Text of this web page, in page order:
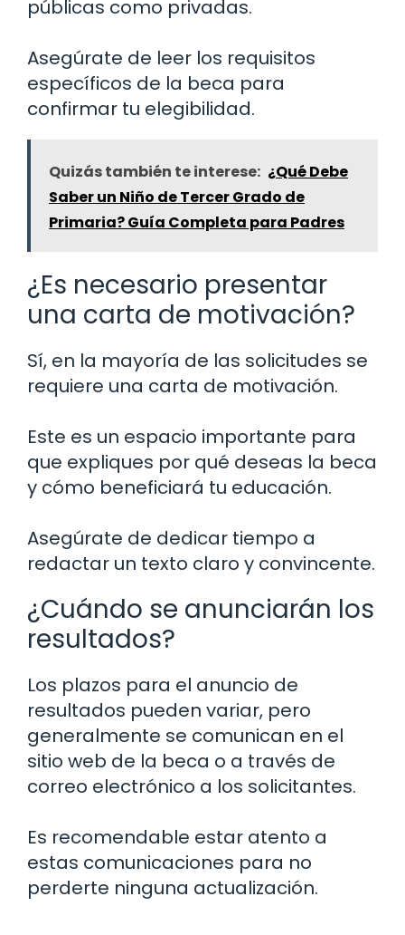
públicas como privadas.
Asegúrate de leer los requisitos
específicos de la beca para
confirmar tu elegibilidad.
Quizás también te interese: ¿Qué Debe
Saber un Niño de Tercer Grado de
Primaria? Guía Completa para Padres
¿Es necesario presentar
una carta de motivación?
Sí, en la mayoría de las solicitudes se
requiere una carta de motivación.
Este es un espacio importante para
que expliques por qué deseas la beca
y cómo beneficiará tu educación.
Asegúrate de dedicar tiempo a
redactar un texto claro y convincente.
¿Cuándo se anunciarán los
resultados?
Los plazos para el anuncio de
resultados pueden variar, pero
generalmente se comunican en el
sitio web de la beca o a través de
correo electrónico a los solicitantes.
Es recomendable estar atento a
estas comunicaciones para no
perderte ninguna actualización.